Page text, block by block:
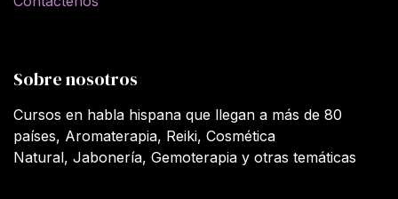
Sobre nosotros
Cursos en habla hispana que llegan a más de 80
países, Aromaterapia, Reiki, Cosmética
Natural, Jabonería, Gemoterapia y otras temáticas